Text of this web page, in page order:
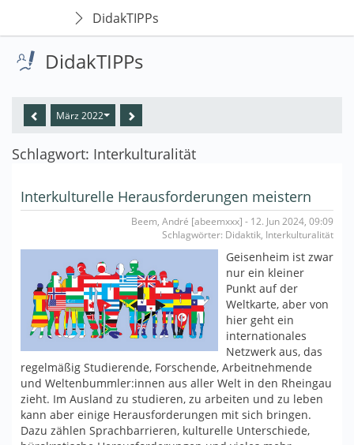
DidakTIPPs
DidakTIPPs
März 2022
Schlagwort: Interkulturalität
Interkulturelle Herausforderungen meistern
Beem, André [abeemxxx] - 12. Jun 2024, 09:09
Schlagwörter: Didaktik, Interkulturalität
Geisenheim ist zwar
nur ein kleiner
Punkt auf der
Weltkarte, aber von
hier geht ein
internationales
Netzwerk aus, das
regelmäßig Studierende, Forschende, Arbeitnehmende
und Weltenbummler:innen aus aller Welt in den Rheingau
zieht. Im Ausland zu studieren, zu arbeiten und zu leben
kann aber einige Herausforderungen mit sich bringen.
Dazu zählen Sprachbarrieren, kulturelle Unterschiede,